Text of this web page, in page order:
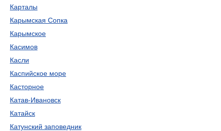
Карталы
Карымская Сопка
Карымское
Касимов
Касли
Каспийское море
Касторное
Катав-Ивановск
Катайск
Катунский заповедник